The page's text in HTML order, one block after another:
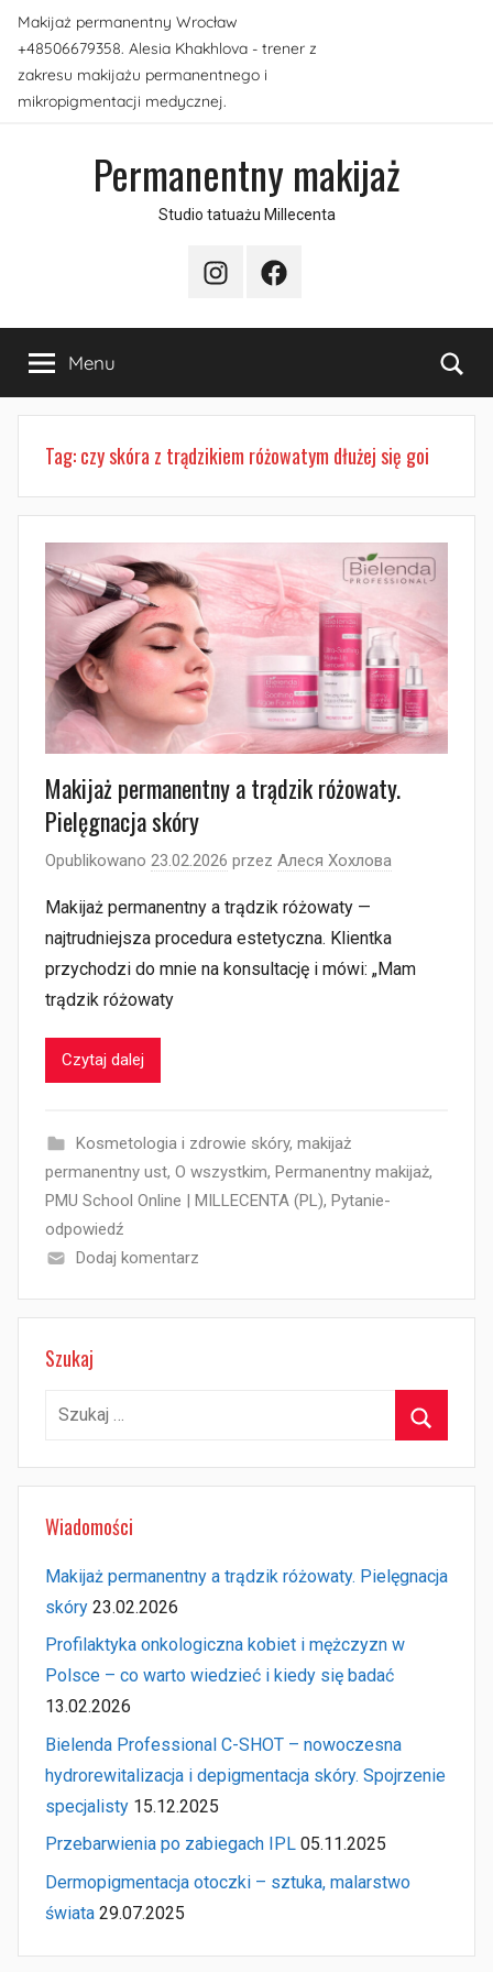
Przejdź
do
treści
Makijaż permanentny Wrocław
+48506679358. Alesia Khakhlova - trener z
zakresu makijażu permanentnego i
mikropigmentacji medycznej.
Permanentny makijaż
Studio tatuażu Millecenta
InstagramFacebook
Menu
Tag:czy skóra z trądzikiem różowatym dłużej się goi
Makijaż permanentny a trądzik różowaty.
Pielęgnacja skóry
Opublikowano 23.02.2026 przez Алеся Хохлова
Makijaż permanentny a trądzik różowaty —
najtrudniejsza procedura estetyczna. Klientka
przychodzi do mnie na konsultację i mówi: „Mam
trądzik różowaty
Czytaj dalej
Kosmetologia i zdrowie skóry, makijaż
permanentny ust, O wszystkim, Permanentny makijaż,
PMU School Online | MILLECENTA (PL), Pytanie-
odpowiedź
Dodaj komentarz
Szukaj
Szukaj:
Wiadomości
Makijaż permanentny a trądzik różowaty. Pielęgnacja
skóry 23.02.2026
Profilaktyka onkologiczna kobiet i mężczyzn w
Polsce – co warto wiedzieć i kiedy się badać
13.02.2026
Bielenda Professional C-SHOT – nowoczesna
hydrorewitalizacja i depigmentacja skóry. Spojrzenie
specjalisty 15.12.2025
Przebarwienia po zabiegach IPL 05.11.2025
Dermopigmentacja otoczki – sztuka, malarstwo
świata 29.07.2025